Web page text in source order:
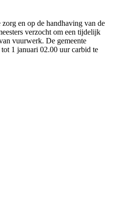
en op de handhaving van de
verzocht om een tijdelijk
vuurwerk. De gemeente
1 januari 02.00 uur carbid te